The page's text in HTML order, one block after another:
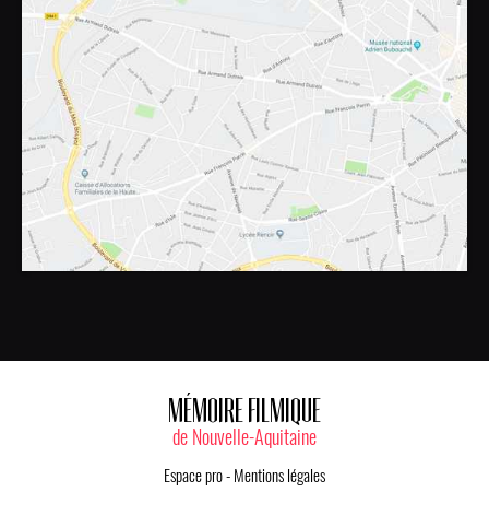
MÉMOIRE FILMIQUE
de Nouvelle-Aquitaine
Espace pro- Mentions légales